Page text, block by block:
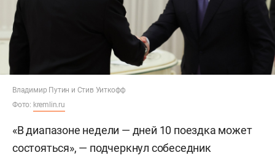
Владимир Путин и Стив Уиткофф
Фото: kremlin.ru
«В диапазоне недели — дней 10 поездка может
состояться», — подчеркнул собеседник